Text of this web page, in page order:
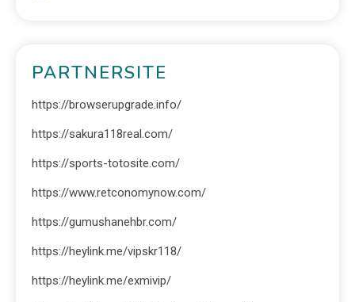
PARTNERSITE
https://browserupgrade.info/
https://sakura118real.com/
https://sports-totosite.com/
https://www.retconomynow.com/
https://gumushanehbr.com/
https://heylink.me/vipskr118/
https://heylink.me/exmivip/